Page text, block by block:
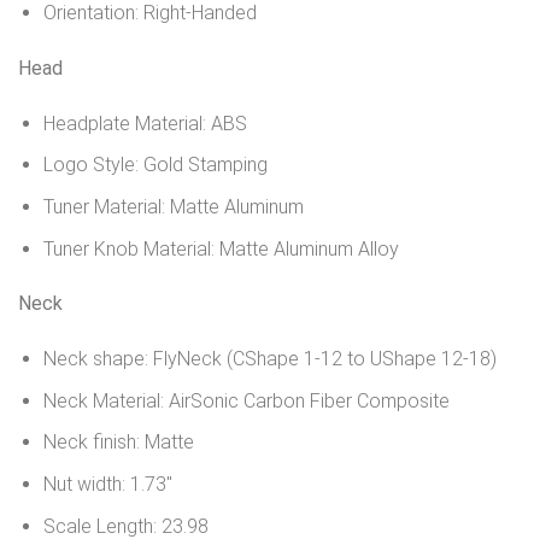
Orientation: Right-Handed
Head
Headplate Material: ABS
Logo Style: Gold Stamping
Tuner Material: Matte Aluminum
Tuner Knob Material: Matte Aluminum Alloy
Neck
Neck shape: FlyNeck (CShape 1-12 to UShape 12-18)
Neck Material: AirSonic Carbon Fiber Composite
Neck finish: Matte
Nut width: 1.73″
Scale Length: 23.98